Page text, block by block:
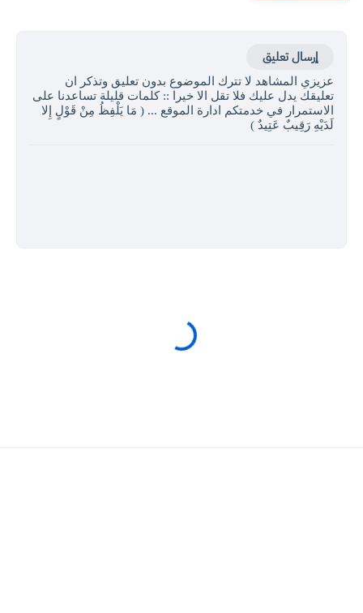
إرسال تعليق
عزيزي المشاهد لا تترك الموضوع بدون تعليق وتذكر ان
تعليقك يدل عليك فلا تقل الا خيرا :: كلمات قليلة تساعدنا على
الاستمرار في خدمتكم ادارة الموقع ... ( مَا يَلْفِظُ مِنْ قَوْلٍ إِلا
لَدَيْهِ رَقِيبٌ عَتِيدٌ )